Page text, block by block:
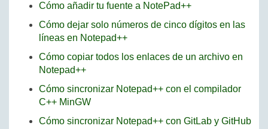
Cómo añadir tu fuente a NotePad++
Cómo dejar solo números de cinco dígitos en las
líneas en Notepad++
Cómo copiar todos los enlaces de un archivo en
Notepad++
Cómo sincronizar Notepad++ con el compilador
C++ MinGW
Cómo sincronizar Notepad++ con GitLab y GitHub